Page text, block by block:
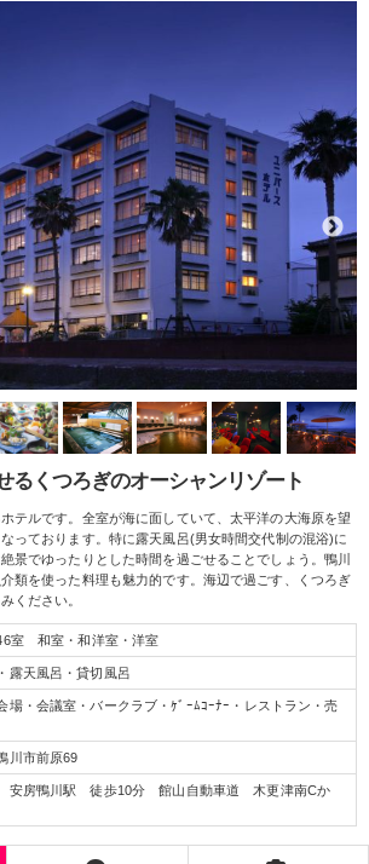
るくつろぎのオーシャンリゾート
テルです。全室が海に面していて、太平洋の大海原を望
っております。特に露天風呂(男女時間交代制の混浴)に
景でゆったりとした時間を過ごせることでしょう。鴨川
類を使った料理も魅力的です。海辺で過ごす、くつろぎ
ください。
室 和室・和洋室・洋室
露天風呂・貸切風呂
場・会議室・バークラブ・ｹﾞｰﾑｺｰﾅｰ・レストラン・売
川市前原69
安房鴨川駅 徒歩10分 館山自動車道 木更津南Cか